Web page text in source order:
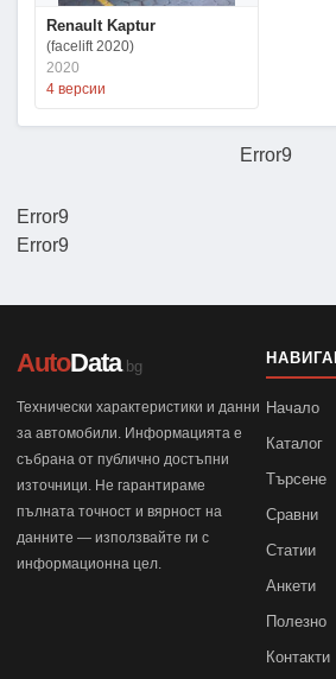
Error9
Renault Kaptur
(facelift 2020)
2020
4 версии
Error9
Error9
AutoData.bg
Технически характеристики и данни
за автомобили. Информацията е
събрана от публично достъпни
източници. Не гарантираме
пълната точност и вярност на
данните — използвайте ги с
информационна цел.
Начало
Каталог
Търсене
Сравни
Статии
Анкети
Полезно
Контакти